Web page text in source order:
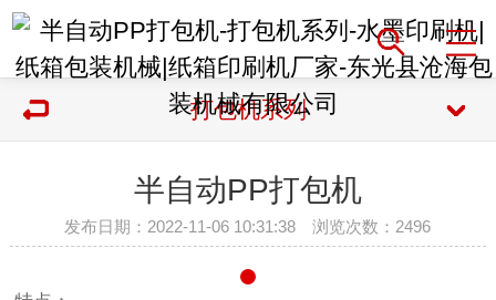
打包机系列
半自动PP打包机
发布日期：2022-11-06 10:31:38 浏览次数： 2496